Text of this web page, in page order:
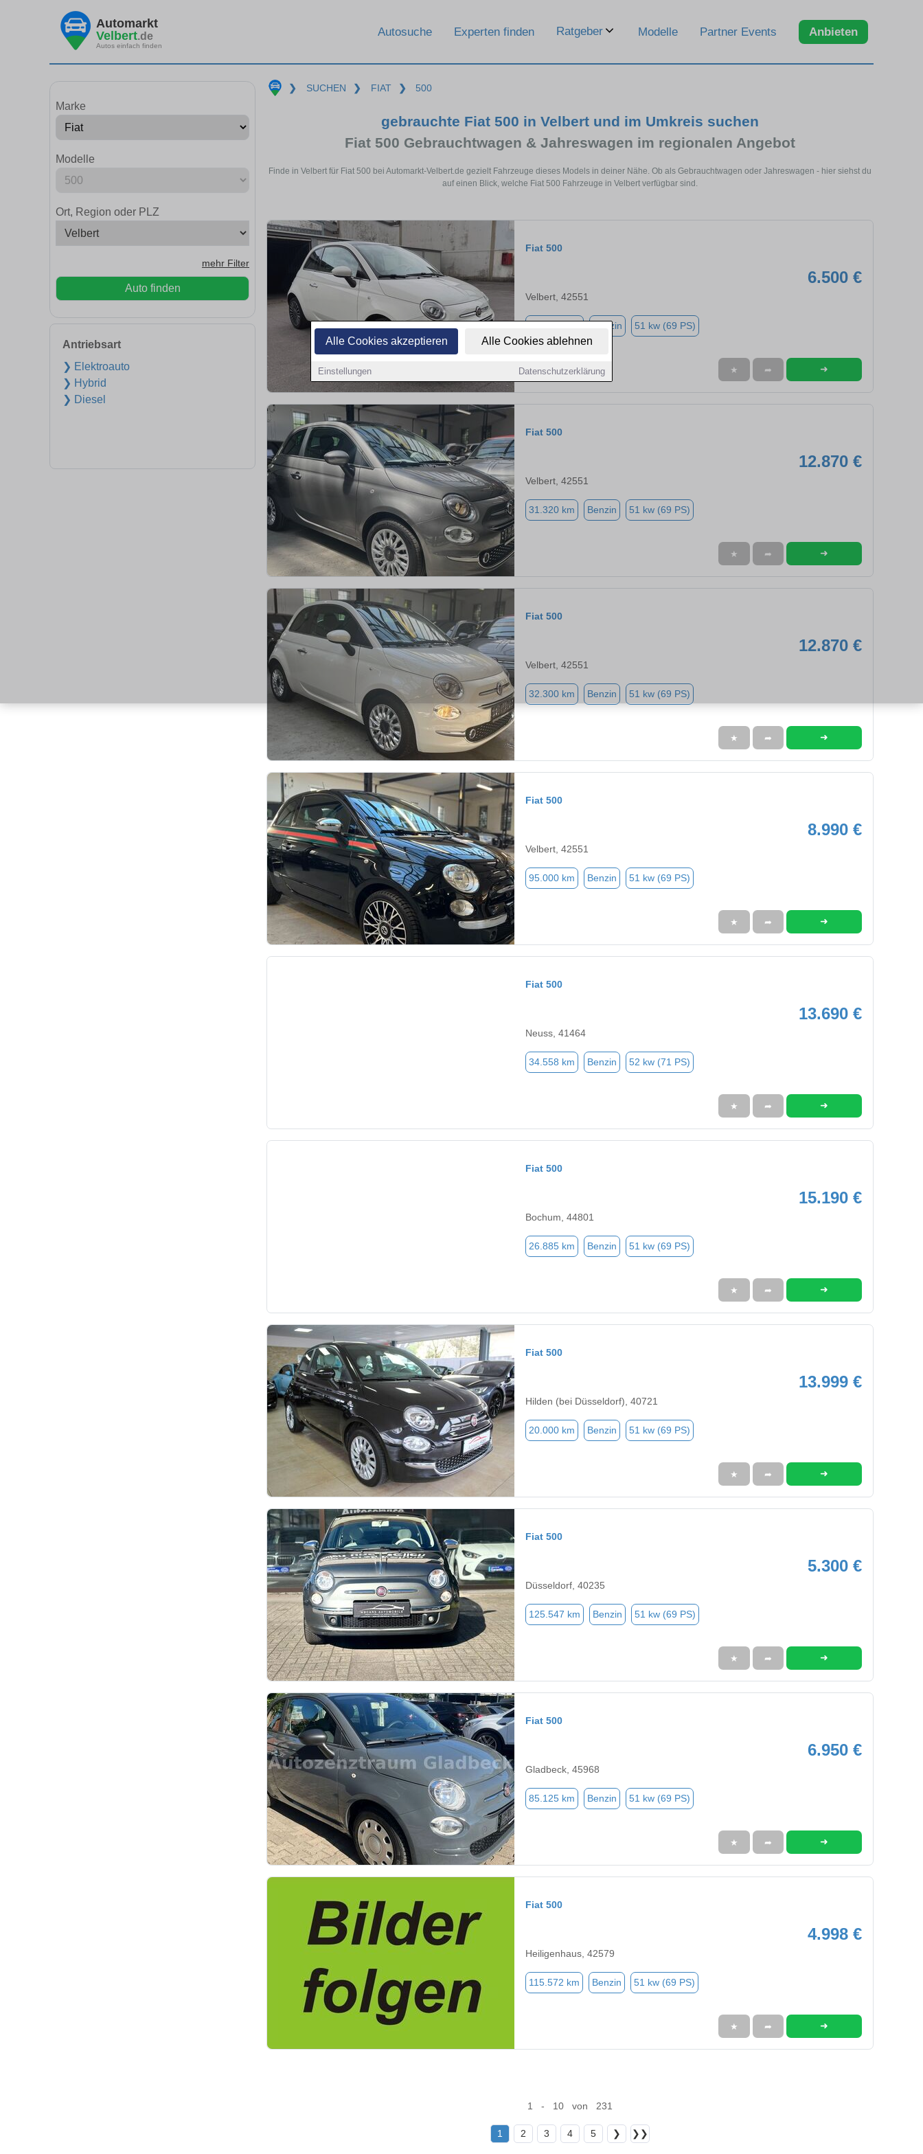
Alle Cookies akzeptieren Alle Cookies ablehnen
Einstellungen Datenschutzerklärung
Automarkt
Velbert.de
Autos einfach finden
Autosuche Experten finden Ratgeber Modelle Partner Events Anbieten
Marke
Modelle
Ort, Region oder PLZ
mehr Filter
Auto finden
Antriebsart
❯ Elektroauto
❯ Hybrid
❯ Diesel
❯ SUCHEN ❯ FIAT ❯ 500
gebrauchte Fiat 500 in Velbert und im Umkreis suchen
Fiat 500 Gebrauchtwagen & Jahreswagen im regionalen Angebot
Finde in Velbert für Fiat 500 bei Automarkt-Velbert.de gezielt Fahrzeuge dieses Models in deiner Nähe. Ob als Gebrauchtwagen oder Jahreswagen - hier siehst du
auf einen Blick, welche Fiat 500 Fahrzeuge in Velbert verfügbar sind.
Fiat 500
6.500 €
Velbert, 42551
Benzin 51 kw (69 PS)
★ ➦ ➜
Fiat 500
12.870 €
Velbert, 42551
31.320 km Benzin 51 kw (69 PS)
★ ➦ ➜
Fiat 500
12.870 €
Velbert, 42551
32.300 km Benzin 51 kw (69 PS)
★ ➦ ➜
Fiat 500
8.990 €
Velbert, 42551
95.000 km Benzin 51 kw (69 PS)
★ ➦ ➜
Fiat 500
13.690 €
Neuss, 41464
34.558 km Benzin 52 kw (71 PS)
★ ➦ ➜
Fiat 500
15.190 €
Bochum, 44801
26.885 km Benzin 51 kw (69 PS)
★ ➦ ➜
Fiat 500
13.999 €
Hilden (bei Düsseldorf), 40721
20.000 km Benzin 51 kw (69 PS)
★ ➦ ➜
Fiat 500
5.300 €
Düsseldorf, 40235
125.547 km Benzin 51 kw (69 PS)
★ ➦ ➜
Fiat 500
6.950 €
Gladbeck, 45968
85.125 km Benzin 51 kw (69 PS)
★ ➦ ➜
Fiat 500
4.998 €
Heiligenhaus, 42579
115.572 km Benzin 51 kw (69 PS)
★ ➦ ➜
1 - 10 von 231
1 2 3 4 5 ❯ ❯❯